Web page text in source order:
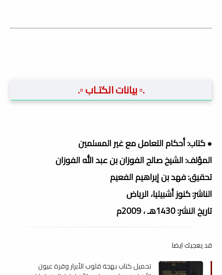
.▫️ بيانات الكتـاب ▫️.
● كتاب: أحكام التعامل مع غير المسلمين
المؤلف: الشيخ صالح الفوزان بن عبد الله الفوزان
تحقيق: فهد بن إبراهيم الفعيم
الناشر: كنوز أشبيليا، الرياض
تاريخ النشر: 1430هـ ، 2009م
قد يعجبك ايضا
تحميل كتاب بهجة قلوب الأبرار وقرة عيون